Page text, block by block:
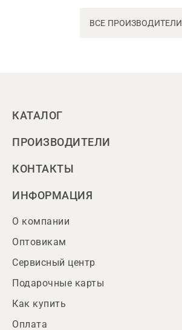
ВСЕ ПРОИЗВОДИТЕЛИ
КАТАЛОГ
ПРОИЗВОДИТЕЛИ
КОНТАКТЫ
ИНФОРМАЦИЯ
О компании
Оптовикам
Сервисный центр
Подарочные карты
Как купить
Оплата